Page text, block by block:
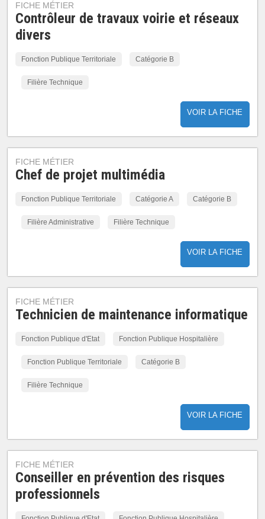
FICHE MÉTIER
Contrôleur de travaux voirie et réseaux
divers
Fonction Publique Territoriale Catégorie B
Filière Technique
VOIR LA FICHE
FICHE MÉTIER
Chef de projet multimédia
Fonction Publique Territoriale Catégorie A Catégorie B
Filière Administrative Filière Technique
VOIR LA FICHE
FICHE MÉTIER
Technicien de maintenance informatique
Fonction Publique d'Etat Fonction Publique Hospitalière
Fonction Publique Territoriale Catégorie B
Filière Technique
VOIR LA FICHE
FICHE MÉTIER
Conseiller en prévention des risques
professionnels